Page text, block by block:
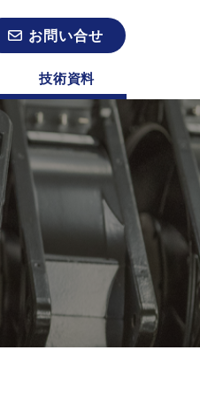
お問い合せ
技術資料